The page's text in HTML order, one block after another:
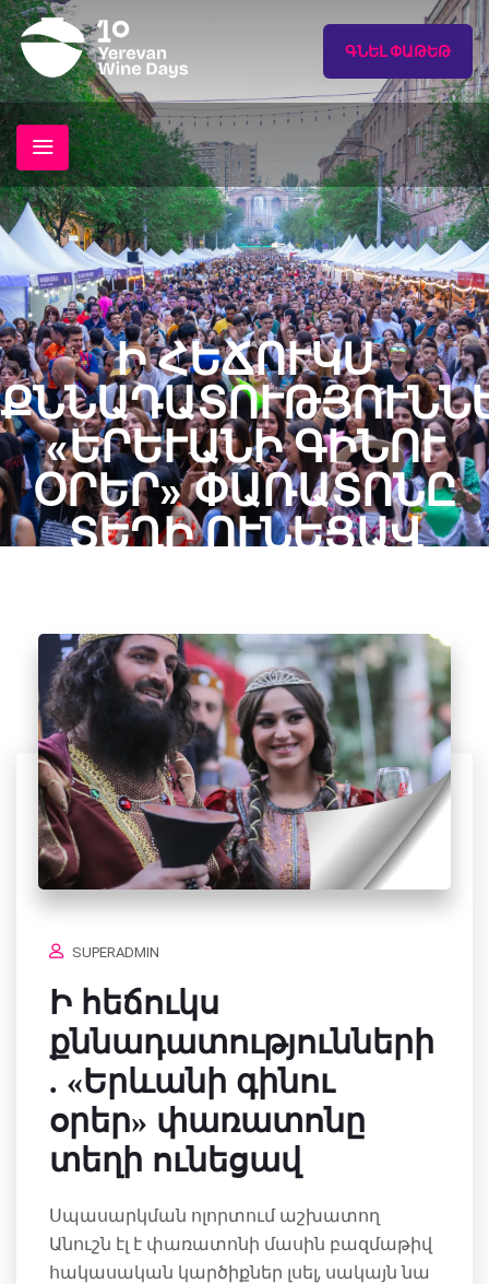
ԳՆԵԼ ՓԱԹԵԹ
Ի ՀԵՃՈՒԿՍ
«ԵՐԵՒԱՆԻ ԳԻՆՈՒ Օ
ՐԵՐ» ՓԱՌԱՏՈՆԸ Տ
ԵՂԻ ՈՒՆԵՑԱՎ
SUPERADMIN
Ի հեճուկս
քննադատությունների
. «Երևանի գինու
օրեր» փառատոնը
տեղի ունեցավ
Սպասարկման ոլորտում աշխատող
Անուշն էլ է փառատոնի մասին բազմաթիվ
հակասական կարծիքներ լսել, սակայն նա